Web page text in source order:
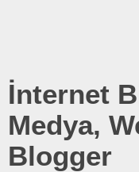
İnternet
Medya,
Blogger